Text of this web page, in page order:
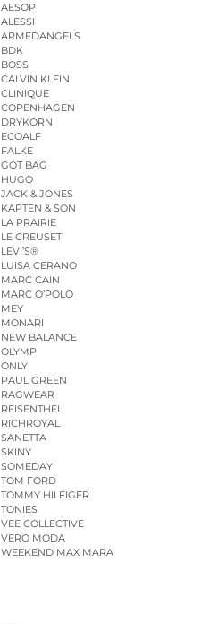
AESOP
ALESSI
ARMEDANGELS
BDK
BOSS
CALVIN KLEIN
CLINIQUE
COPENHAGEN
DRYKORN
ECOALF
FALKE
GOT BAG
HUGO
JACK & JONES
KAPTEN & SON
LA PRAIRIE
LE CREUSET
LEVI’S®
LUISA CERANO
MARC CAIN
MARC O’POLO
MEY
MONARI
NEW BALANCE
OLYMP
ONLY
PAUL GREEN
RAGWEAR
REISENTHEL
RICHROYAL
SANETTA
SKINY
SOMEDAY
TOM FORD
TOMMY HILFIGER
TONIES
VEE COLLECTIVE
VERO MODA
WEEKEND MAX MARA